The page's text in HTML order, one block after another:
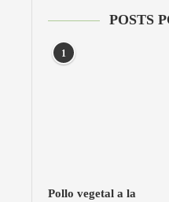
POSTS
1
Pollo vegetal a la